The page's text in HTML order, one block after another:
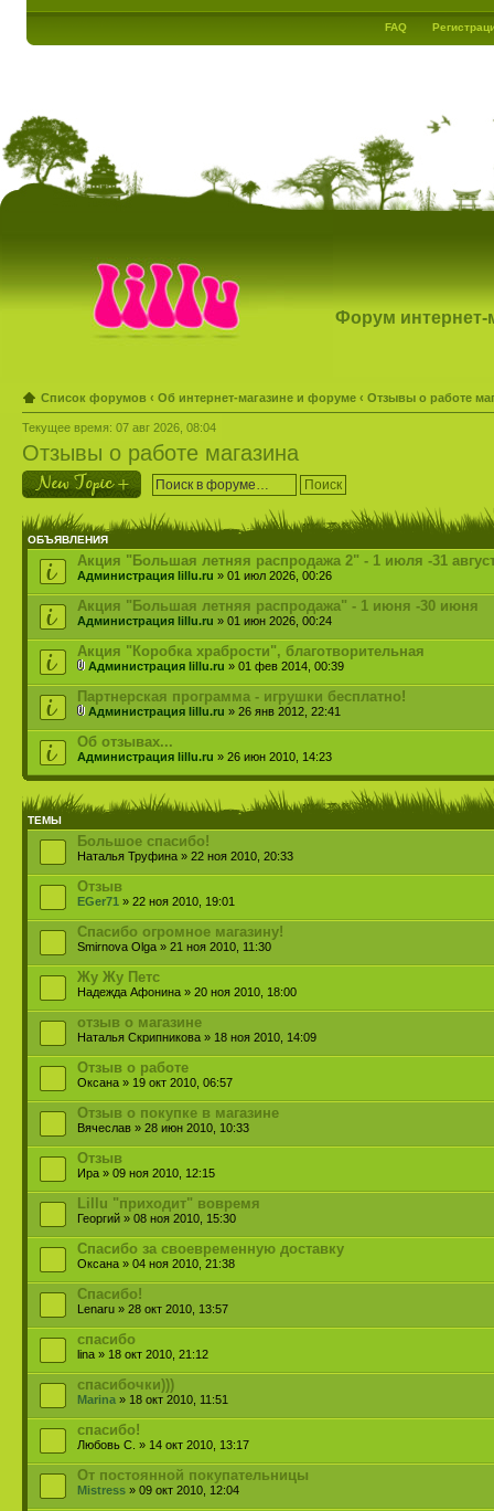
FAQ
Форум интернет-
Список форумов ‹ Об интернет-магазине и форуме ‹ Отзывы о работе
Текущее время: 07 авг 2026, 08:04
Отзывы о работе магазина
Новая тема
ОБЪЯВЛЕНИЯ
Акция "Большая летняя распродажа 2" - 1 июля -31
Администрация lillu.ru » 01 июл 2026, 00:26
Акция "Большая летняя распродажа" - 1 июня -30 июня
Администрация lillu.ru » 01 июн 2026, 00:24
Акция "Коробка храбрости", благотворительная
Администрация lillu.ru » 01 фев 2014, 00:39
Партнерская программа - игрушки бесплатно!
Администрация lillu.ru » 26 янв 2012, 22:41
Об отзывах...
Администрация lillu.ru » 26 июн 2010, 14:23
ТЕМЫ
Большое спасибо!
Наталья Труфина » 22 ноя 2010, 20:33
Отзыв
EGer71 » 22 ноя 2010, 19:01
Спасибо огромное магазину!
Smirnova Olga » 21 ноя 2010, 11:30
Жу Жу Петс
Надежда Афонина » 20 ноя 2010, 18:00
отзыв о магазине
Наталья Скрипникова » 18 ноя 2010, 14:09
Отзыв о работе
Оксана » 19 окт 2010, 06:57
Отзыв о покупке в магазине
Вячеслав » 28 июн 2010, 10:33
Отзыв
Ира » 09 ноя 2010, 12:15
Lillu "приходит" вовремя
Георгий » 08 ноя 2010, 15:30
Спасибо за своевременную доставку
Оксана » 04 ноя 2010, 21:38
Спасибо!
Lenaru » 28 окт 2010, 13:57
спасибо
lina » 18 окт 2010, 21:12
спасибочки)))
Marina » 18 окт 2010, 11:51
спасибо!
Любовь С. » 14 окт 2010, 13:17
От постоянной покупательницы
Mistress » 09 окт 2010, 12:04